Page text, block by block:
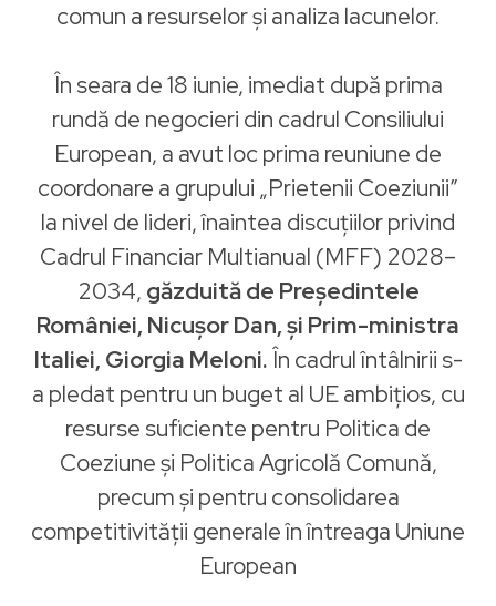
comun a resurselor și analiza lacunelor.
În seara de 18 iunie, imediat după prima
rundă de negocieri din cadrul Consiliului
European, a avut loc prima reuniune de
coordonare a grupului „Prietenii Coeziunii”
la nivel de lideri, înaintea discuțiilor privind
Cadrul Financiar Multianual (MFF) 2028–
2034, găzduită de Președintele
României, Nicușor Dan, și Prim-ministra
Italiei, Giorgia Meloni. În cadrul întâlnirii s-
a pledat pentru un buget al UE ambițios, cu
resurse suficiente pentru Politica de
Coeziune și Politica Agricolă Comună,
precum și pentru consolidarea
competitivității generale în întreaga Uniune
European